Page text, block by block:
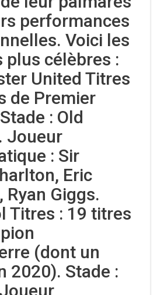
performances
Voici les
plus célèbres :
United Titres
de Premier
: Old
Joueur
: Sir
Eric
Ryan Giggs.
Titres : 19 titres
(dont un
2020). Stade :